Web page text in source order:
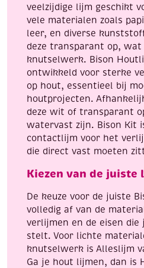
veelzijdige lijm geschikt
vele materialen zoals
leer, en diverse
deze transparant op, wat
knutselwerk. Bison
ontwikkeld voor sterke
op hout, essentieel bij
houtprojecten.
deze wit of transparant
watervast zijn. Bison Kit
contactlijm voor het
die direct vast moeten
Kiezen van de juiste
De keuze voor de juiste
volledig af van de
verlijmen en de eisen die
stelt. Voor lichte
knutselwerk is Alleslijm
Ga je hout lijmen, dan is